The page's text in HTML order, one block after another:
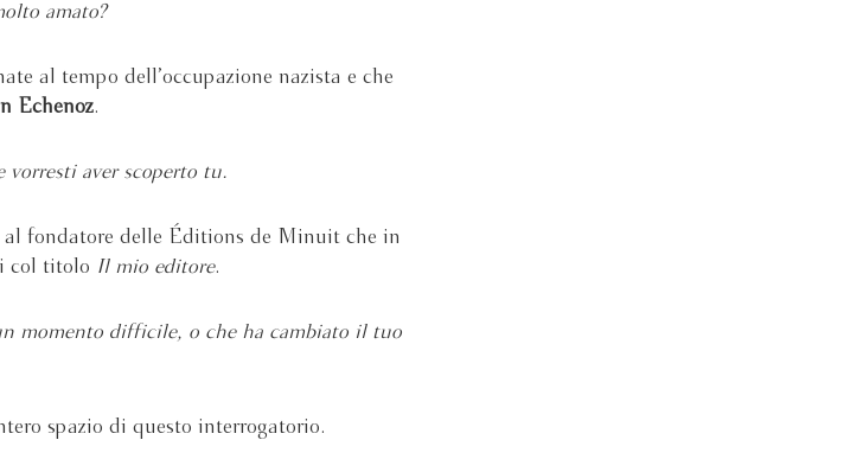
amato?
al tempo dell’occupazione nazista e che
Echenoz.
aver scoperto tu.
al fondatore delle Éditions de Minuit che in
col titolo Il mio editore.
momento difficile, o che ha cambiato il tuo
spazio di questo interrogatorio.